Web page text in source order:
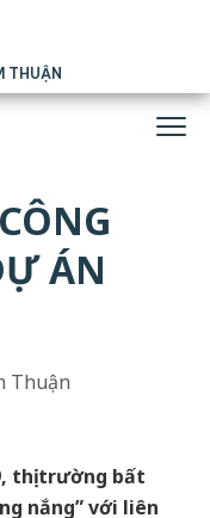
THUẬN
ÁN
Thuận
thị trường bất
nắng” với liên